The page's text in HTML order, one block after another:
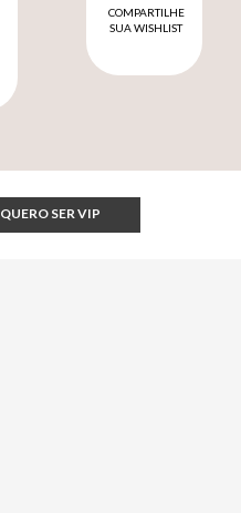
COMPARTILHE
SUA WISHLIST
QUERO SER VIP